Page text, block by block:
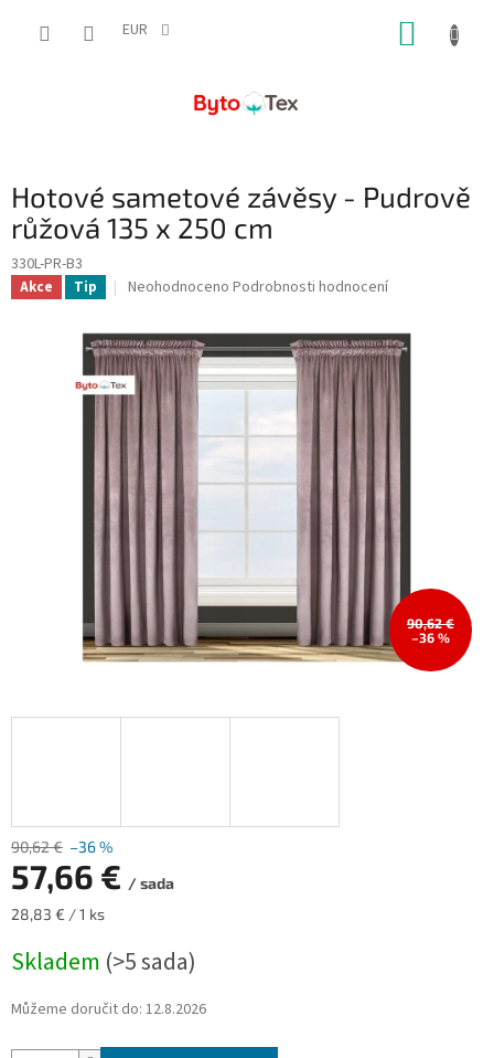
EUR
Hotové sametové závěsy - Pudrově
růžová 135 x 250 cm
330L-PR-B3
Akce Tip
Průměrné
produktu
je
0,0
z
Neohodnoceno Podrobnosti hodnocení
90,62 €
–36 %
90,62 € –36 %
57,66 € / sada
Měrná
28,83 € / 1 ks
Skladem (>5 sada)
Můžeme doručit do: 12.8.2026